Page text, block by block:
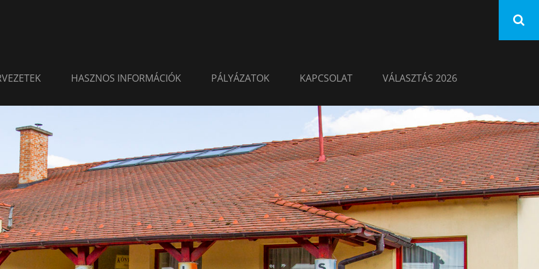
HASZNOS INFORMÁCIÓK PÁLYÁZATOK KAPCSOLAT VÁLASZTÁS 2026